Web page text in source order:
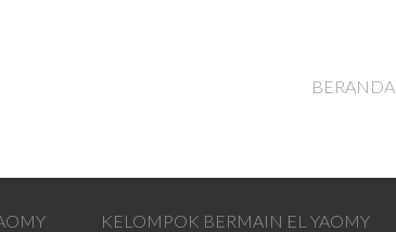
BERANDA
KELOMPOK BERMAIN EL YAOMY